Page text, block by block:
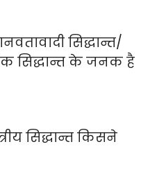
सिद्धान्त/
सिद्धान्त के जनक है
सिद्धान्त किसने